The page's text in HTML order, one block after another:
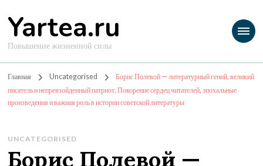
Yartea.ru
Повышение жизненной силы
Главная Uncategorised
Борис Полевой — литературный гений, великий
писатель и непревзойденный патриот. Покорение сердец читателей, эпохальные
произведения и важная роль в истории советской литературы
UNCATEGORISED
Борис Полевой —